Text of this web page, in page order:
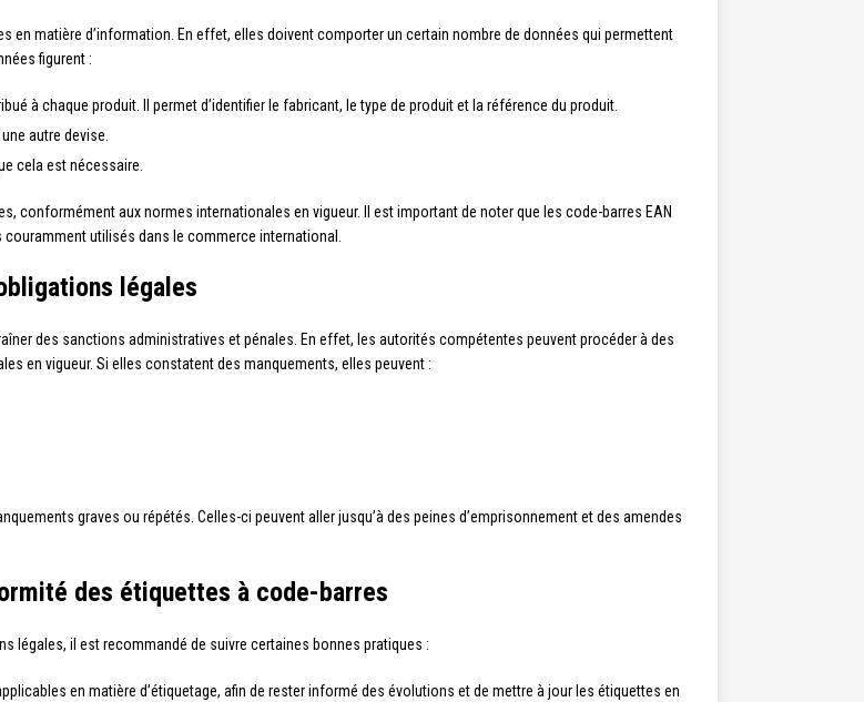
en matière d’information. En effet, elles doivent comporter un certain nombre de données qui permettent
figurent :
à chaque produit. Il permet d’identifier le fabricant, le type de produit et la référence du produit.
autre devise.
cela est nécessaire.
aux normes internationales en vigueur. Il est important de noter que les code-barres EAN
utilisés dans le commerce international.
légales
des sanctions administratives et pénales. En effet, les autorités compétentes peuvent procéder à des
en vigueur. Si elles constatent des manquements, elles peuvent :
graves ou répétés. Celles-ci peuvent aller jusqu’à des peines d’emprisonnement et des amendes
des étiquettes à code-barres
légales, il est recommandé de suivre certaines bonnes pratiques :
en matière d’étiquetage, afin de rester informé des évolutions et de mettre à jour les étiquettes en